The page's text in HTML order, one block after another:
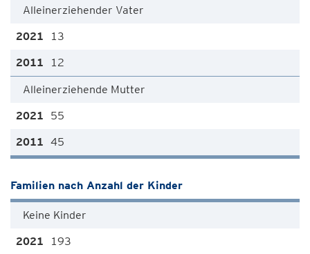
Alleinerziehender Vater
13
12
Alleinerziehende Mutter
55
45
Familien nach Anzahl der Kinder
Keine Kinder
193